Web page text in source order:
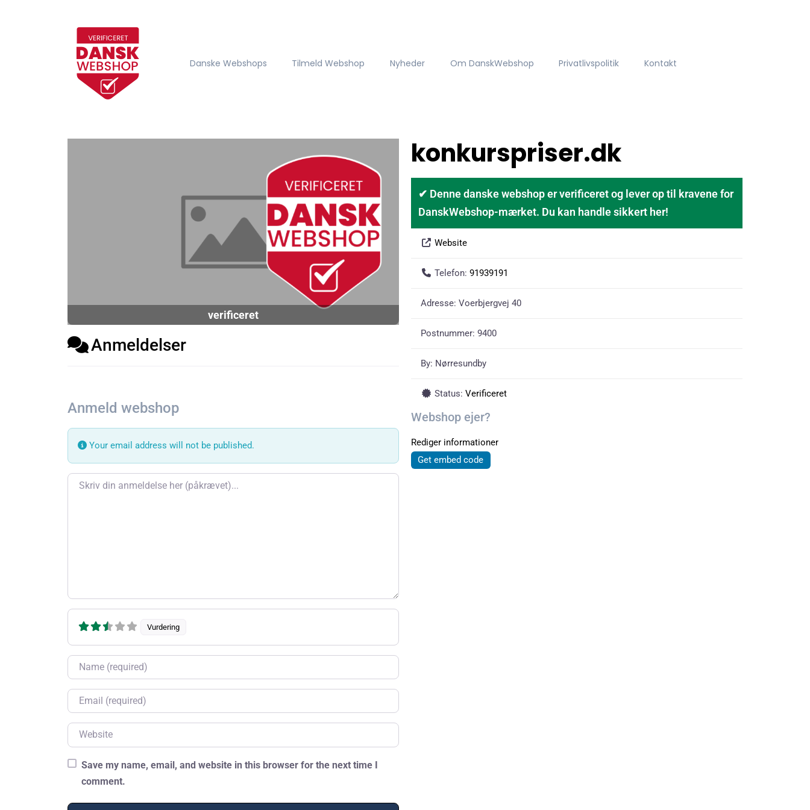
Danske Webshops Tilmeld Webshop Nyheder Om DanskWebshop Privatlivspolitik Kontakt
verificeret
Anmeldelser
Anmeld webshop
Your email address will not be published.
Review text
Vurdering
Name
Email
Website
Save my name, email, and website in this browser for the next time I
comment.
konkurspriser.dk
✔ Denne danske webshop er verificeret og lever op til kravene for
DanskWebshop-mærket. Du kan handle sikkert her!
Website
Telefon: 91939191
Adresse: Voerbjergvej 40
Postnummer: 9400
By: Nørresundby
Status: Verificeret
Webshop ejer?
Rediger informationer
Get embed code